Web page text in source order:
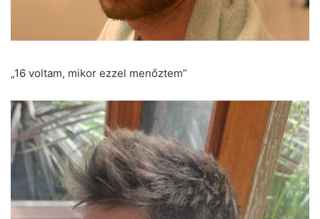
„16 voltam, mikor ezzel menőztem”